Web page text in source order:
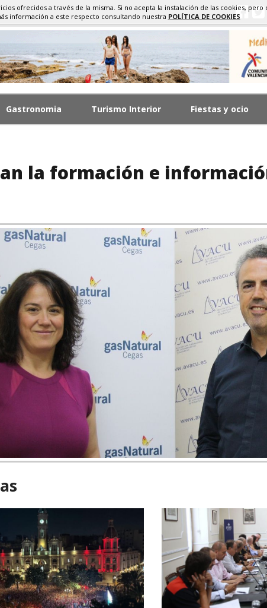
Gastronomia Turismo Interior Fiestas y ocio
la formación e
ofrecidos a través de la misma. Si no acepta la instalación de las cookies,
información a este respecto consultando nuestra POLÍTICA DE COOKIES